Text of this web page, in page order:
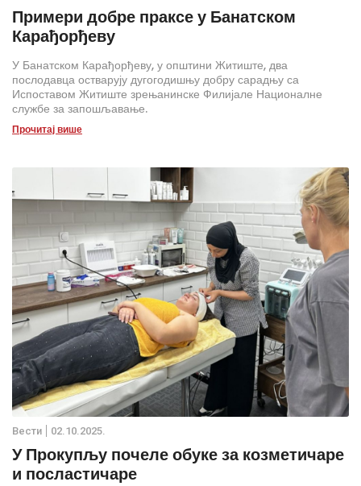
Примери добре праксе у Банатском
Карађорђеву
У Банатском Карађорђеву, у општини Житиште, два
послодавца остварују дугогодишњу добру сарадњу са
Испоставом Житиште зрењанинске Филијале Националне
службе за запошљавање.
Прочитај више
Вести 02.10.2025.
У Прокупљу почеле обуке за козметичаре
и посластичаре